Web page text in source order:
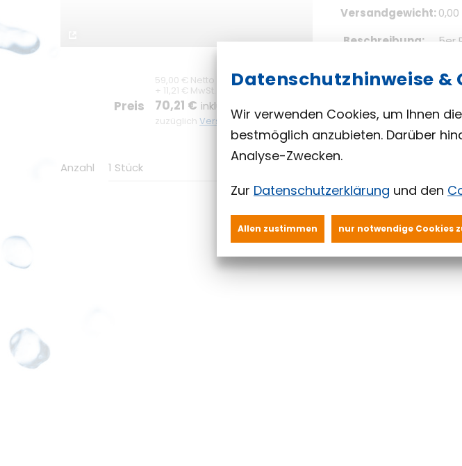
59,00 € Netto
+ 11,21 € MwSt.
Preis 70,21 € inklusive MwSt.
zuzüglichVersandkosten
Versandgewicht 0,00
Beschreibung
5er
Anzahl 1 Stück
Datenschutzhinweise
Wir verwenden Cookies, um Ihnen
bestmöglich anzubieten. Darüber
Analyse-Zwecken.
Zur Datenschutzerklärung und den
Allen zustimmen nur notwendige Cookies